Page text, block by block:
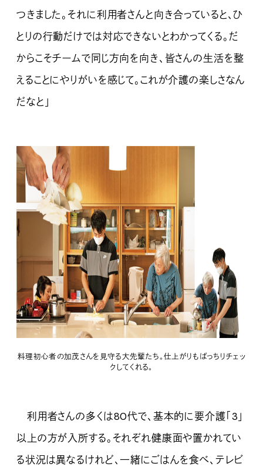
つきました。それに利用者さんと向き合っていると、ひ
とりの行動だけでは対応できないとわかってくる。だ
からこそチームで同じ方向を向き、皆さんの生活を整
えることにやりがいを感じて。これが介護の楽しさなん
だなと」
料理初心者の加茂さんを見守る大先輩たち。仕上がりもばっちりチェッ
クしてくれる。
利用者さんの多くは80代で、基本的に要介護「3」
以上の方が入所する。それぞれ健康面や置かれてい
る状況は異なるけれど、一緒にごはんを食べ、テレビ